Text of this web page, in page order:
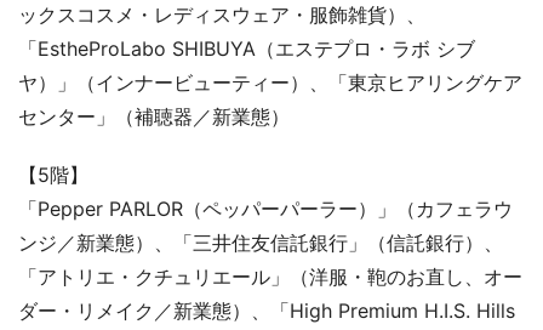
ックスコスメ・レディスウェア・服飾雑貨）、
「EstheProLabo SHIBUYA（エステプロ・ラボ シブ
ヤ）」（インナービューティー）、「東京ヒアリングケア
センター」（補聴器／新業態）
【5階】
「Pepper PARLOR（ペッパーパーラー）」（カフェラウ
ンジ／新業態）、「三井住友信託銀行」（信託銀行）、
「アトリエ・クチュリエール」（洋服・鞄のお直し、オー
ダー・リメイク／新業態）、「High Premium H.I.S. Hills